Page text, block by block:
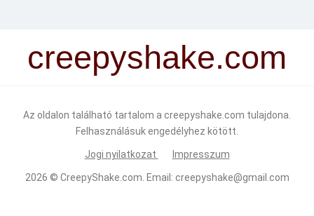
creepyshake.com
Az oldalon található tartalom a creepyshake.com tulajdona.
Felhasználásuk engedélyhez kötött.
Jogi nyilatkozat Impresszum
2026 © CreepyShake.com. Email: creepyshake@gmail.com